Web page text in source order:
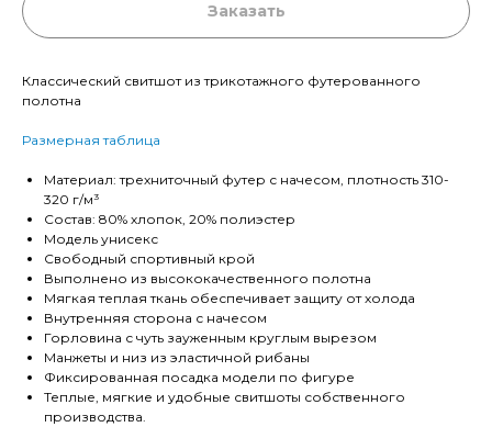
Заказать
Классический свитшот из трикотажного футерованного
полотна
Размерная таблица
Материал: трехниточный футер с начесом, плотность 310-
320 г/м³
Состав: 80% хлопок, 20% полиэстер
Модель унисекс
Свободный спортивный крой
Выполнено из высококачественного полотна
Мягкая теплая ткань обеспечивает защиту от холода
Внутренняя сторона с начесом
Горловина с чуть зауженным круглым вырезом
Манжеты и низ из эластичной рибаны
Фиксированная посадка модели по фигуре
Теплые, мягкие и удобные свитшоты собственного
производства.